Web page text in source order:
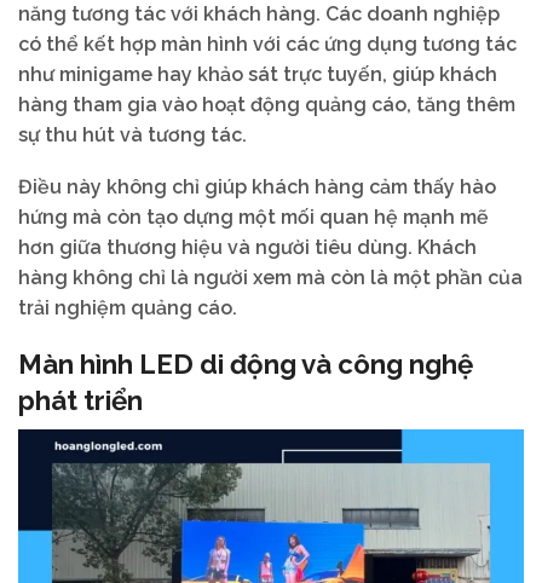
năng tương tác với khách hàng. Các doanh nghiệp
có thể kết hợp màn hình với các ứng dụng tương tác
như minigame hay khảo sát trực tuyến, giúp khách
hàng tham gia vào hoạt động quảng cáo, tăng thêm
sự thu hút và tương tác.
Điều này không chỉ giúp khách hàng cảm thấy hào
hứng mà còn tạo dựng một mối quan hệ mạnh mẽ
hơn giữa thương hiệu và người tiêu dùng. Khách
hàng không chỉ là người xem mà còn là một phần của
trải nghiệm quảng cáo.
Màn hình LED di động và công nghệ
phát triển